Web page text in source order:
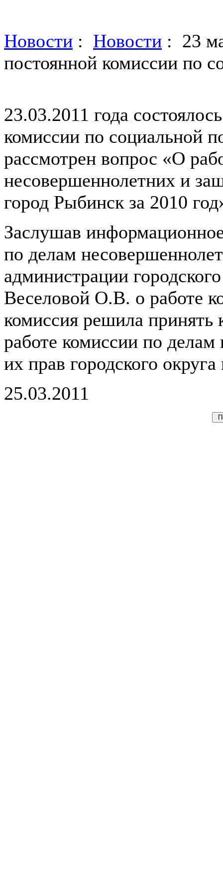
Новости : Новости : 23
постоянной комиссии по
23.03.2011 года
комиссии по социальной
рассмотрен вопрос «О
несовершеннолетних и
город Рыбинск за 2010
Заслушав
по делам
администрации
Веселовой О.В. о работе
комиссия решила
работе комиссии по
их прав городского
25.03.2011